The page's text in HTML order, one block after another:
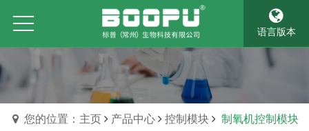
语言版本
您的位置：主页 产品中心 控制模块 制氧机控制模块